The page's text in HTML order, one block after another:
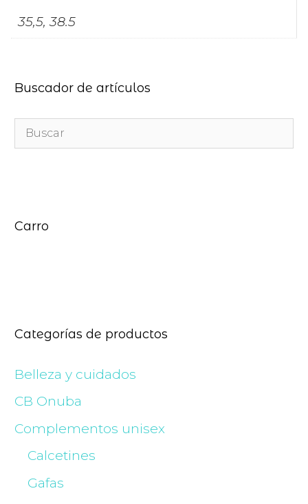
35,5, 38.5
Buscador de artículos
Carro
Categorías de productos
Belleza y cuidados
CB Onuba
Complementos unisex
Calcetines
Gafas